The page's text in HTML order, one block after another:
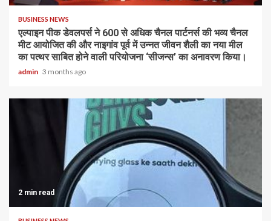
BUSINESS NEWS
एल्पाइन पीक डेवलपर्स ने 600 से अधिक चैनल पार्टनर्स की भव्य चैनल
मीट आयोजित की और नाइगांव पूर्व में उन्नत जीवन शैली का नया मील
का पत्थर साबित होने वाली परियोजना ‘सीजन्स’ का अनावरण किया।
admin 3 months ago
2 min read